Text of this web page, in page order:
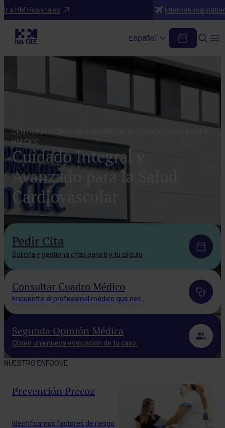
Ir a HM Hospitales International
Español
CENTRO INTEGRAL DE ENFERMEDADES CARDIOVASCULARES
HM CIEC
Cuidado Integral y
Avanzado para la Salud
Cardiovascular
Pedir Cita
Solicita y gestiona citas para ti y tu círculo
Consultar Cuadro Médico
Segunda Opinión Médica
Obtén una nueva evaluación de tu caso.
NUESTRO ENFOQUE
Prevención Precoz
Identificamos factores de riesgo